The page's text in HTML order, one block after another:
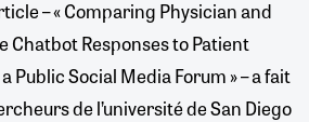
– « Comparing Physician and
Responses to Patient
Public Social Media Forum » – a fait
de l’université de San Diego